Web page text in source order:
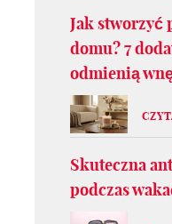
Jak stworzyć
domu? 7
odmienią
Skuteczna
podczas